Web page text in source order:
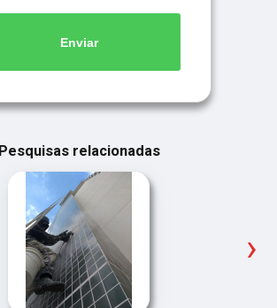
Enviar
Pesquisas relacionadas
›